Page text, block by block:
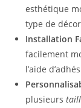
esthétique
type de
Installation
facilement
l’aide
plusieurs